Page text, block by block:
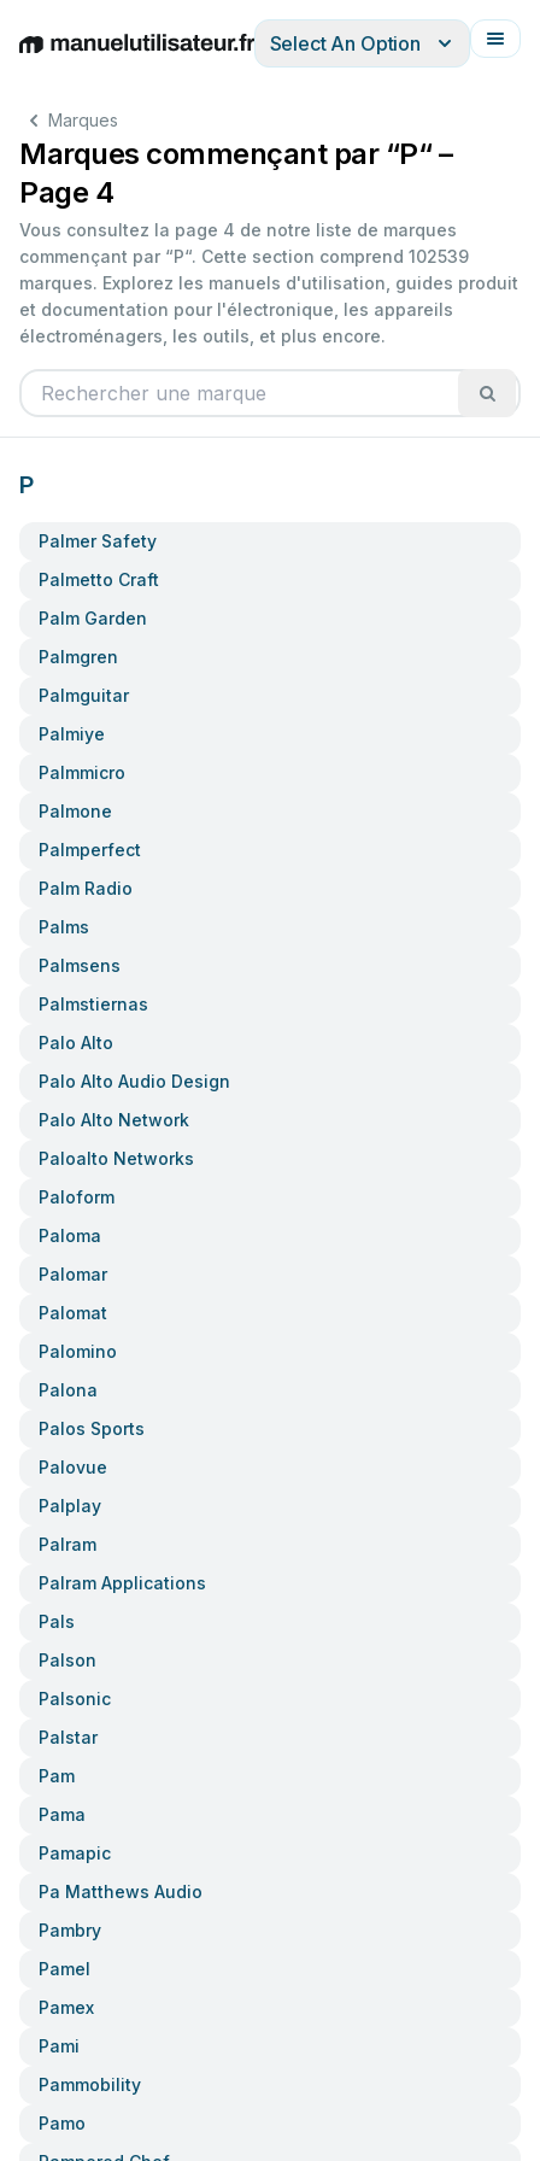
EnglishDeutschEspañolItalianoFrançais
Select An Option
Marques
Marques commençant par “P“ –
Page 4
Vous consultez la page 4 de notre liste de marques
commençant par “P“. Cette section comprend 102539
marques. Explorez les manuels d'utilisation, guides produit
et documentation pour l'électronique, les appareils
électroménagers, les outils, et plus encore.
P
Palmer Safety
Palmetto Craft
Palm Garden
Palmgren
Palmguitar
Palmiye
Palmmicro
Palmone
Palmperfect
Palm Radio
Palms
Palmsens
Palmstiernas
Palo Alto
Palo Alto Audio Design
Palo Alto Network
Paloalto Networks
Paloform
Paloma
Palomar
Palomat
Palomino
Palona
Palos Sports
Palovue
Palplay
Palram
Palram Applications
Pals
Palson
Palsonic
Palstar
Pam
Pama
Pamapic
Pa Matthews Audio
Pambry
Pamel
Pamex
Pami
Pammobility
Pamo